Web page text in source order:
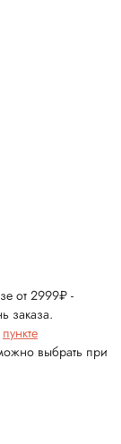
от 2999₽ -
заказа.
пункте
выбрать при